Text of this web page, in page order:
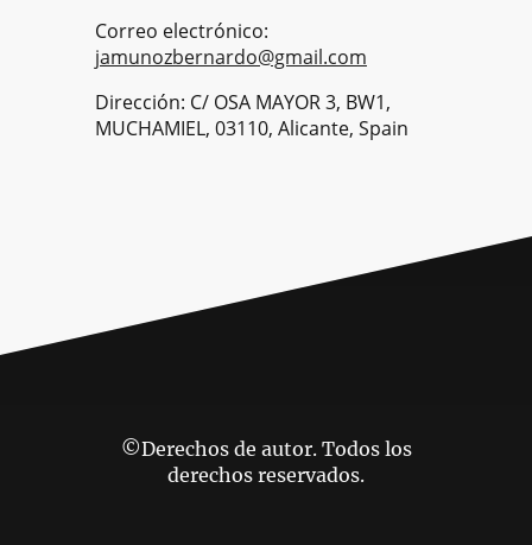
Correo electrónico:
jamunozbernardo@gmail.com
Dirección: C/ OSA MAYOR 3, BW1,
MUCHAMIEL, 03110, Alicante, Spain
©Derechos de autor. Todos los
derechos reservados.